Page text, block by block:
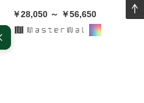
￥28,050 ～ ￥56,650